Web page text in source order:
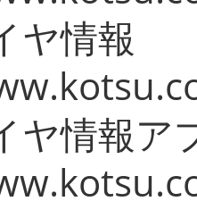
ヤ情報
ヤ情報ア